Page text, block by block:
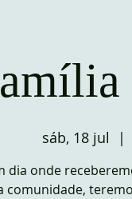
sáb, 18 jul
  |
dia onde
comunidade,